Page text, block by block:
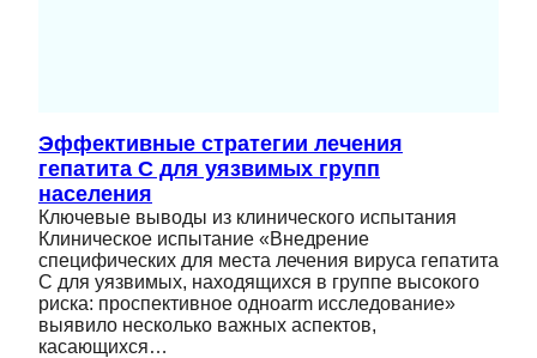
Эффективные стратегии лечения
гепатита C для уязвимых групп
населения
Ключевые выводы из клинического испытания
Клиническое испытание «Внедрение
специфических для места лечения вируса гепатита
C для уязвимых, находящихся в группе высокого
риска: проспективное одноarm исследование»
выявило несколько важных аспектов,
касающихся…